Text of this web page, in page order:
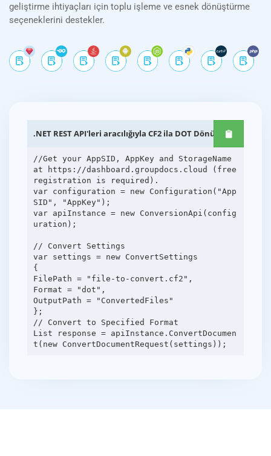
geliştirme ihtiyaçları için toplu işleme ve esnek dönüştürme
seçeneklerini destekler.
.NET REST API'leri aracılığıyla CF2 ila DOT Dönüşümü
//Get your AppSID, AppKey and StorageName
at https://dashboard.groupdocs.cloud (free
registration is required).
var configuration = new Configuration("App
SID", "AppKey");
var apiInstance = new ConversionApi(config
uration);
// Convert Settings
var settings = new ConvertSettings
{
FilePath = "file-to-convert.cf2",
Format = "dot",
OutputPath = "ConvertedFiles"
};
// Convert to Specified Format
List response = apiInstance.ConvertDocumen